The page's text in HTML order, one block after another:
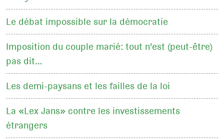
Le débat impossible sur la démocratie
Imposition du couple marié: tout n'est (peut-être)
pas dit…
Les demi-paysans et les failles de la loi
La «Lex Jans» contre les investissements
étrangers